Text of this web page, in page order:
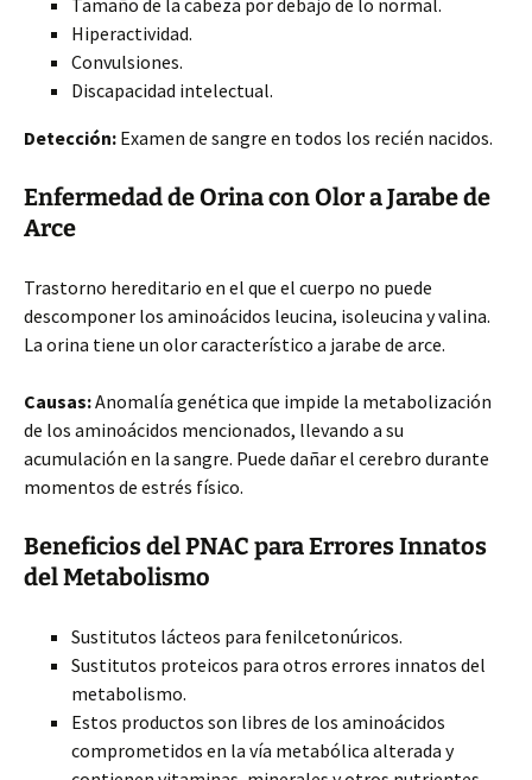
Tamaño de la cabeza por debajo de lo normal.
Hiperactividad.
Convulsiones.
Discapacidad intelectual.
Detección: Examen de sangre en todos los recién nacidos.
Enfermedad de Orina con Olor a Jarabe de
Arce
Trastorno hereditario en el que el cuerpo no puede
descomponer los aminoácidos leucina, isoleucina y valina.
La orina tiene un olor característico a jarabe de arce.
Causas:Anomalía genética que impide la metabolización
de los aminoácidos mencionados, llevando a su
acumulación en la sangre. Puede dañar el cerebro durante
momentos de estrés físico.
Beneficios del PNAC para Errores Innatos
del Metabolismo
Sustitutos lácteos para fenilcetonúricos.
Sustitutos proteicos para otros errores innatos del
metabolismo.
Estos productos son libres de los aminoácidos
comprometidos en la vía metabólica alterada y